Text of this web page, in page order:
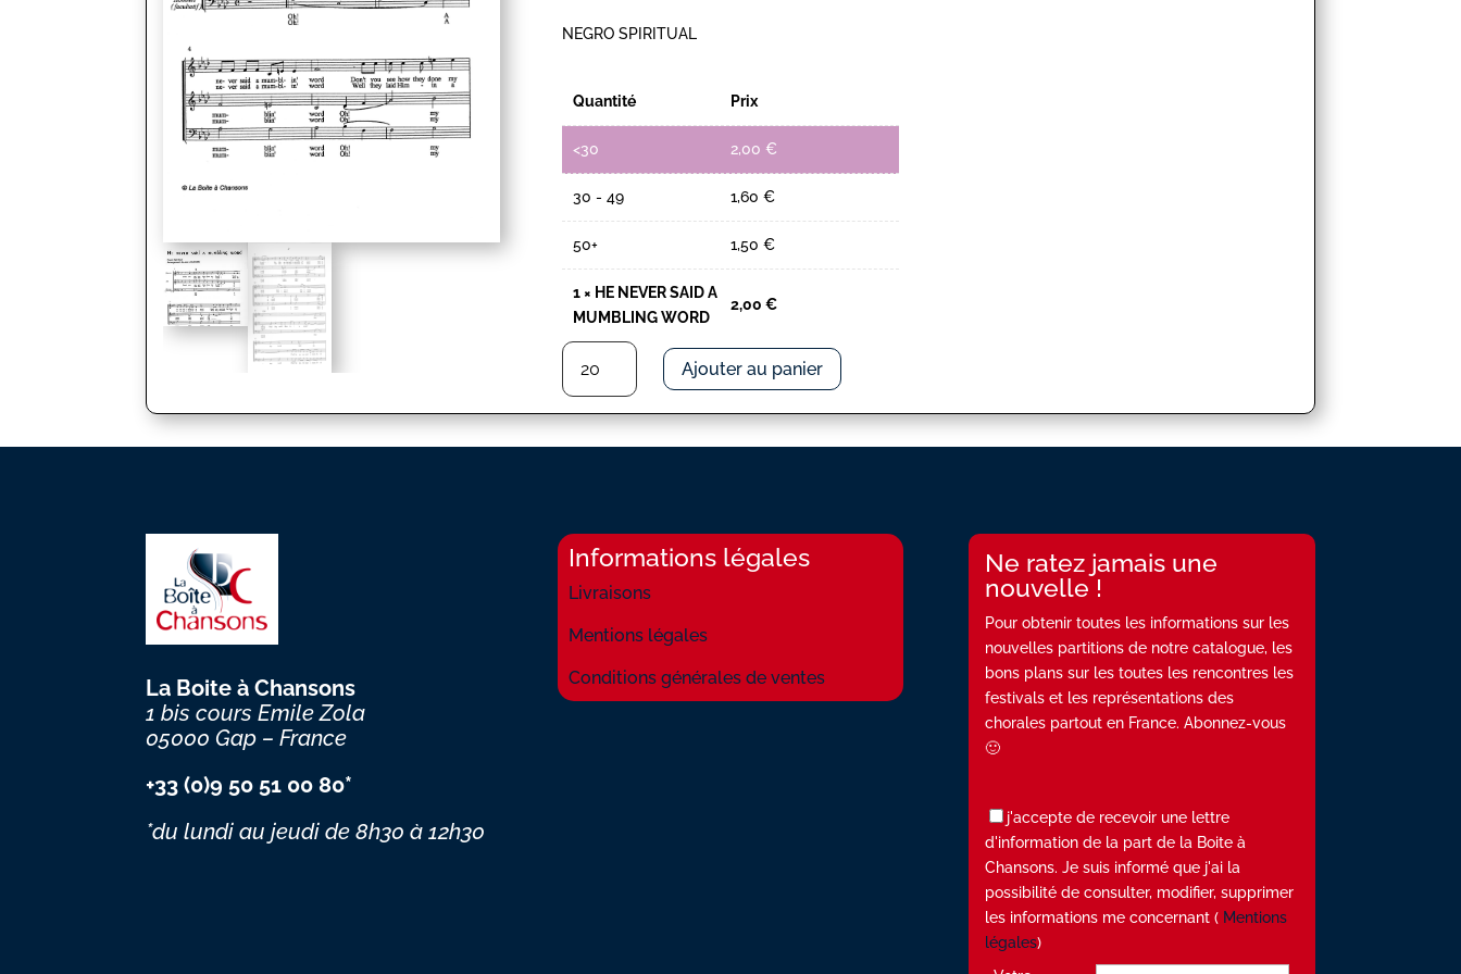
NEGRO SPIRITUAL
Quantité Prix
<30 2,00 €
30 - 49 1,60 €
50+ 1,50 €
1 × HE NEVER SAID A
MUMBLING WORD
2,00 €
quantité
HE
NEVER
SAID
Ajouter au panier
La Boite à Chansons
1 bis cours Emile Zola
05000 Gap – France
+33 (0)9 50 51 00 80*
*du lundi au jeudide 8h30 à 12h30
Informations légales
Livraisons
Mentions légales
Conditions générales de ventes
Ne ratez jamais une
nouvelle !
Pour obtenir toutes les informations sur les
nouvelles partitions de notre catalogue, les
bons plans sur les toutes les rencontres les
festivals et les représentations des
chorales partout en France. Abonnez-vous
🙂
j'accepte de recevoir une lettre
d'information de la part de la Boite à
Chansons. Je suis informé que j'ai la
possibilité de consulter, modifier, supprimer
les informations me concernant ( Mentions
légales)